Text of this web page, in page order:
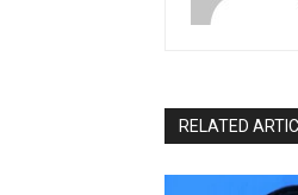
RELATED